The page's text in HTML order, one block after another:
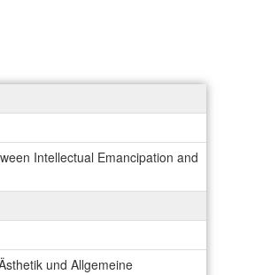
Intellectual Emancipation and
und Allgemeine